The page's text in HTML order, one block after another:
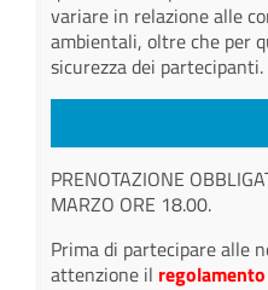
variare in relazione alle
ambientali, oltre che per
sicurezza dei partecipanti.
PRENOTAZIONE
MARZO ORE 18.00.
Prima di partecipare alle
attenzione il regolamento